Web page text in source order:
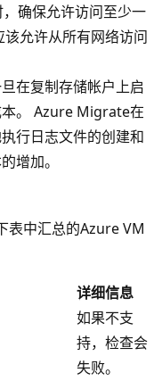
确保允许访问至少一
允许从所有网络访问
在复制存储帐户上启
。 Azure Migrate在
行日志文件的创建和
增加。
表中汇总的Azure VM
详细信息
如果不支
持，检查会
失败。